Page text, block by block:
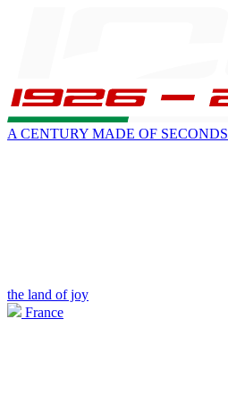
A CENTURY MADE OF SECONDS
the land of joy
France